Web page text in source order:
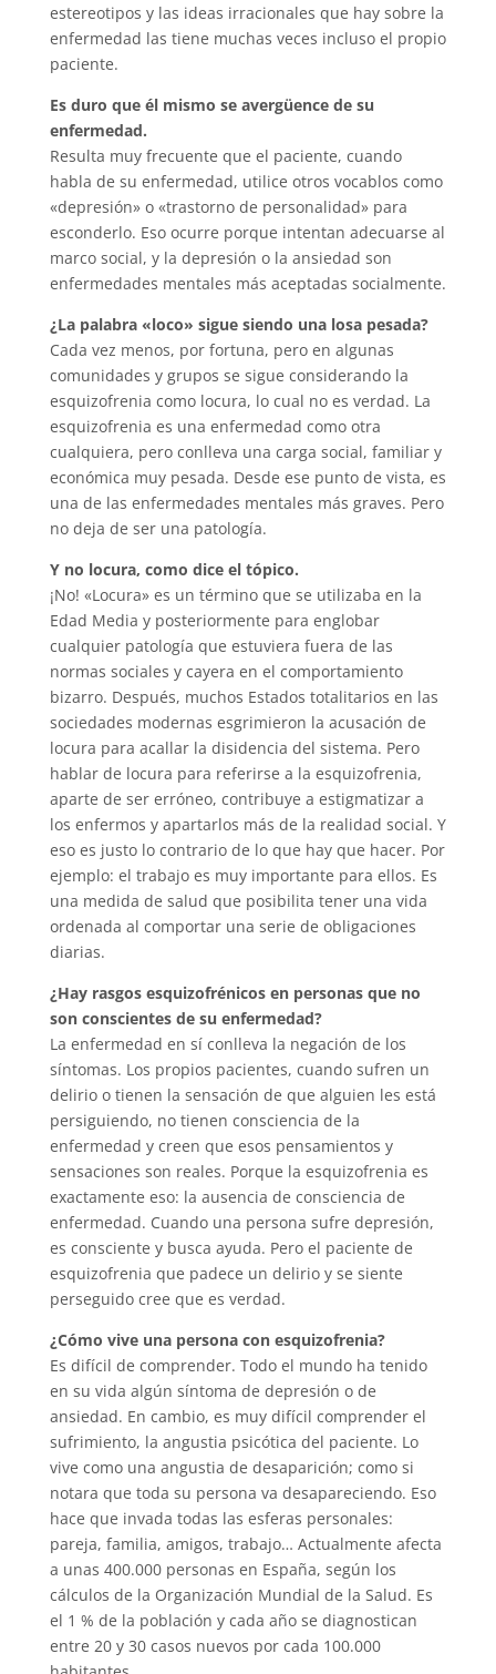
estereotipos y las ideas irracionales que hay sobre la
enfermedad las tiene muchas veces incluso el propio
paciente.
Es duro que él mismo se avergüence de su
enfermedad.
Resulta muy frecuente que el paciente, cuando
habla de su enfermedad, utilice otros vocablos como
«depresión» o «trastorno de personalidad» para
esconderlo. Eso ocurre porque intentan adecuarse al
marco social, y la depresión o la ansiedad son
enfermedades mentales más aceptadas socialmente.
¿La palabra «loco» sigue siendo una losa pesada?
Cada vez menos, por fortuna, pero en algunas
comunidades y grupos se sigue considerando la
esquizofrenia como locura, lo cual no es verdad. La
esquizofrenia es una enfermedad como otra
cualquiera, pero conlleva una carga social, familiar y
económica muy pesada. Desde ese punto de vista, es
una de las enfermedades mentales más graves. Pero
no deja de ser una patología.
Y no locura, como dice el tópico.
¡No! «Locura» es un término que se utilizaba en la
Edad Media y posteriormente para englobar
cualquier patología que estuviera fuera de las
normas sociales y cayera en el comportamiento
bizarro. Después, muchos Estados totalitarios en las
sociedades modernas esgrimieron la acusación de
locura para acallar la disidencia del sistema. Pero
hablar de locura para referirse a la esquizofrenia,
aparte de ser erróneo, contribuye a estigmatizar a
los enfermos y apartarlos más de la realidad social. Y
eso es justo lo contrario de lo que hay que hacer. Por
ejemplo: el trabajo es muy importante para ellos. Es
una medida de salud que posibilita tener una vida
ordenada al comportar una serie de obligaciones
diarias.
¿Hay rasgos esquizofrénicos en personas que no
son conscientes de su enfermedad?
La enfermedad en sí conlleva la negación de los
síntomas. Los propios pacientes, cuando sufren un
delirio o tienen la sensación de que alguien les está
persiguiendo, no tienen consciencia de la
enfermedad y creen que esos pensamientos y
sensaciones son reales. Porque la esquizofrenia es
exactamente eso: la ausencia de consciencia de
enfermedad. Cuando una persona sufre depresión,
es consciente y busca ayuda. Pero el paciente de
esquizofrenia que padece un delirio y se siente
perseguido cree que es verdad.
¿Cómo vive una persona con esquizofrenia?
Es difícil de comprender. Todo el mundo ha tenido
en su vida algún síntoma de depresión o de
ansiedad. En cambio, es muy difícil comprender el
sufrimiento, la angustia psicótica del paciente. Lo
vive como una angustia de desaparición; como si
notara que toda su persona va desapareciendo. Eso
hace que invada todas las esferas personales:
pareja, familia, amigos, trabajo… Actualmente afecta
a unas 400.000 personas en España, según los
cálculos de la Organización Mundial de la Salud. Es
el 1 % de la población y cada año se diagnostican
entre 20 y 30 casos nuevos por cada 100.000